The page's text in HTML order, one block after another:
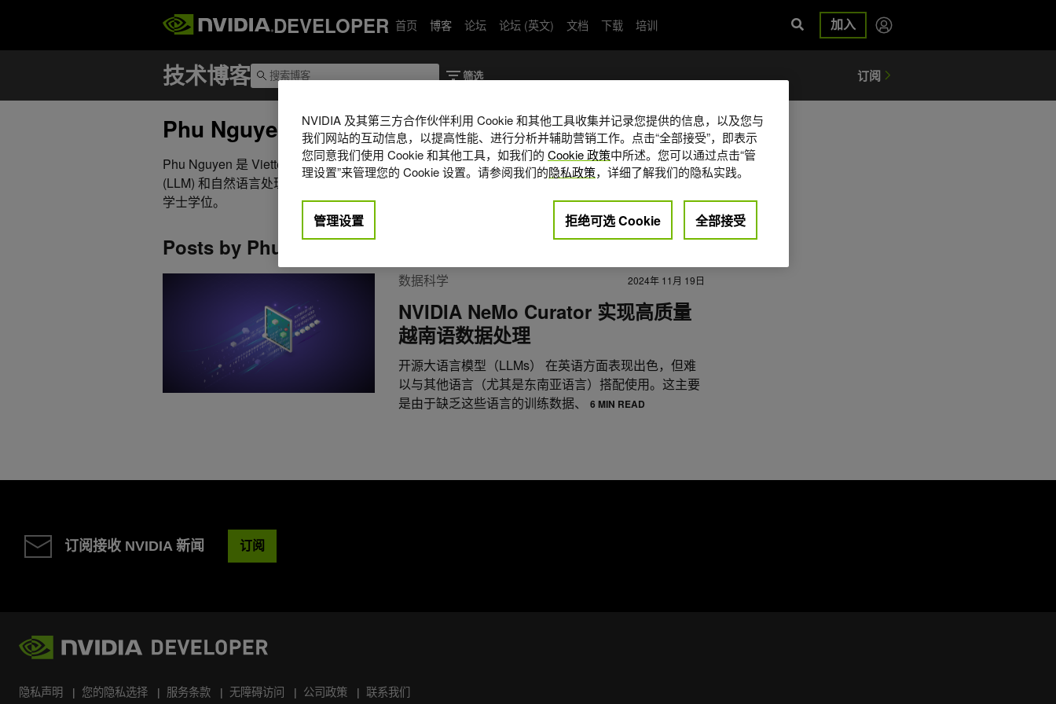
DEVELOPER 首页 博客 论坛 论坛 (英文) 文档 下载 培训 加入
Phu Nguyen
Phu Nguyen 是 Viettel Solutions 的 AI 工程师，负责开发大语言模型
(LLM) 和自然语言处理 (NLP) 应用。他拥有胡志明理工大学计算机科学
学士学位。
Posts by Phu Nguyen
数据科学 2024年 11月 19日
NVIDIA NeMo Curator 实现高质量
越南语数据处理
开源大语言模型（LLMs） 在英语方面表现出色，但难
以与其他语言（尤其是东南亚语言）搭配使用。这主要
是由于缺乏这些语言的训练数据、
6 MIN READ
订阅接收 NVIDIA 新闻 订阅
隐私声明 您的隐私选择 服务条款 无障碍访问 公司政策 联系我们
NVIDIA 及其第三方合作伙伴利用 Cookie 和其他工具收集并记录您提供的信息，以及您与
我们网站的互动信息，以提高性能、进行分析并辅助营销工作。点击“全部接受”，即表示
您同意我们使用 Cookie 和其他工具，如我们的 Cookie 政策中所述。您可以通过点击“管
理设置”来管理您的 Cookie 设置。请参阅我们的隐私政策，详细了解我们的隐私实践。
管理设置 拒绝可选 Cookie 全部接受